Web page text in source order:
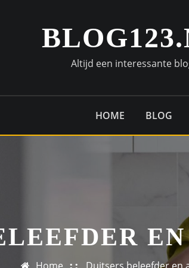
Altijd een interessante
HOME BLOG